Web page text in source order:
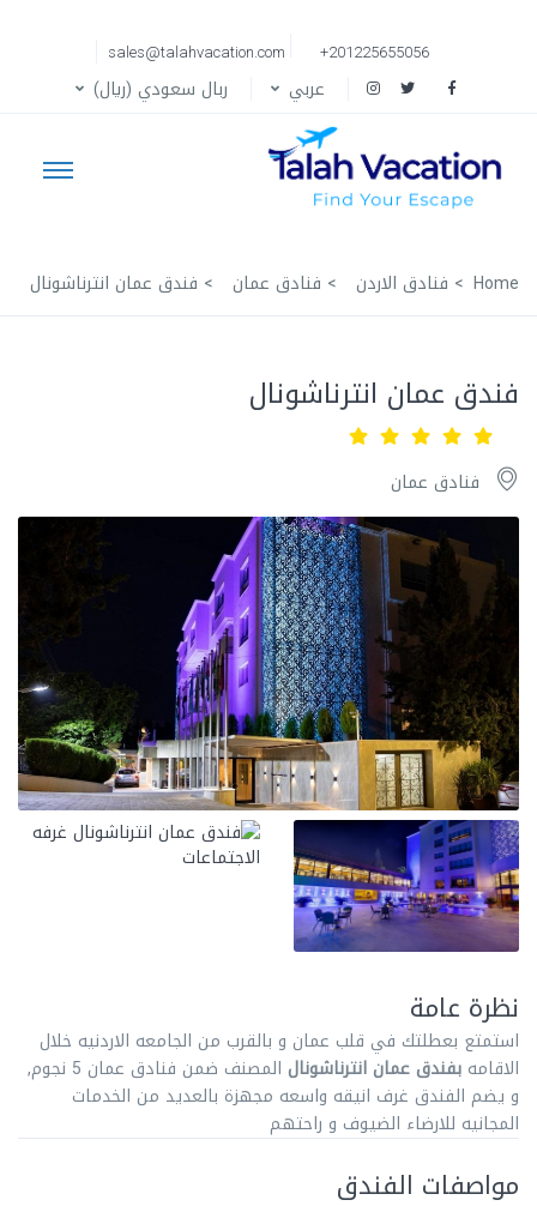
+201225655056
sales@talahvacation.com
عربي ربال سعودي (ريال)
Home فنادق الاردن فنادق عمان فندق عمان انترناشونال
فندق عمان انترناشونال
فنادق عمان
نظرة عامة
استمتع بعطلتك في قلب عمان و بالقرب من الجامعه الاردنيه خلال
الاقامهبفندق عمان انترناشونال
المصنف ضمن فنادق عمان 5 نجوم,
و يضم الفندق غرف انيقه واسعه مجهزة بالعديد من الخدمات
المجانيه للارضاء الضيوف و راحتهم
مواصفات الفندق